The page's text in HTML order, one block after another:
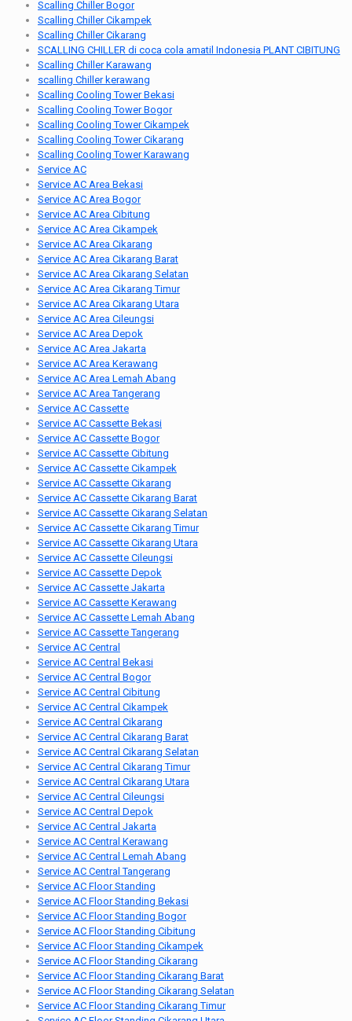
Scalling Chiller Bogor
Scalling Chiller Cikampek
Scalling Chiller Cikarang
SCALLING CHILLER di coca cola amatil Indonesia PLANT CIBITUNG
Scalling Chiller Karawang
scalling Chiller kerawang
Scalling Cooling Tower Bekasi
Scalling Cooling Tower Bogor
Scalling Cooling Tower Cikampek
Scalling Cooling Tower Cikarang
Scalling Cooling Tower Karawang
Service AC
Service AC Area Bekasi
Service AC Area Bogor
Service AC Area Cibitung
Service AC Area Cikampek
Service AC Area Cikarang
Service AC Area Cikarang Barat
Service AC Area Cikarang Selatan
Service AC Area Cikarang Timur
Service AC Area Cikarang Utara
Service AC Area Cileungsi
Service AC Area Depok
Service AC Area Jakarta
Service AC Area Kerawang
Service AC Area Lemah Abang
Service AC Area Tangerang
Service AC Cassette
Service AC Cassette Bekasi
Service AC Cassette Bogor
Service AC Cassette Cibitung
Service AC Cassette Cikampek
Service AC Cassette Cikarang
Service AC Cassette Cikarang Barat
Service AC Cassette Cikarang Selatan
Service AC Cassette Cikarang Timur
Service AC Cassette Cikarang Utara
Service AC Cassette Cileungsi
Service AC Cassette Depok
Service AC Cassette Jakarta
Service AC Cassette Kerawang
Service AC Cassette Lemah Abang
Service AC Cassette Tangerang
Service AC Central
Service AC Central Bekasi
Service AC Central Bogor
Service AC Central Cibitung
Service AC Central Cikampek
Service AC Central Cikarang
Service AC Central Cikarang Barat
Service AC Central Cikarang Selatan
Service AC Central Cikarang Timur
Service AC Central Cikarang Utara
Service AC Central Cileungsi
Service AC Central Depok
Service AC Central Jakarta
Service AC Central Kerawang
Service AC Central Lemah Abang
Service AC Central Tangerang
Service AC Floor Standing
Service AC Floor Standing Bekasi
Service AC Floor Standing Bogor
Service AC Floor Standing Cibitung
Service AC Floor Standing Cikampek
Service AC Floor Standing Cikarang
Service AC Floor Standing Cikarang Barat
Service AC Floor Standing Cikarang Selatan
Service AC Floor Standing Cikarang Timur